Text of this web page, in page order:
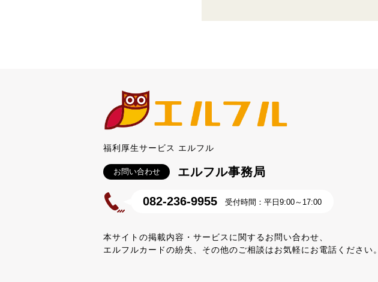
福利厚生サービス エルフル
お問い合わせ エルフル事務局
082-236-9955 受付時間：平日9:00～17:00
本サイトの掲載内容・サービスに関するお問い合わせ、
エルフルカードの紛失、その他のご相談はお気軽にお電話ください。